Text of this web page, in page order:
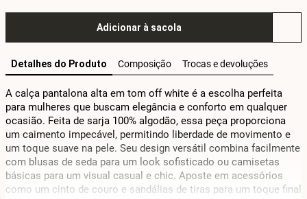
Adicionar à sacola
Detalhes do Produto Composição Trocas e devoluções
A calça pantalona alta em tom off white é a escolha perfeita
para mulheres que buscam elegância e conforto em qualquer
ocasião. Feita de sarja 100% algodão, essa peça proporciona
um caimento impecável, permitindo liberdade de movimento e
um toque suave na pele. Seu design versátil combina facilmente
com blusas de seda para um look sofisticado ou camisetas
básicas para um visual casual e chic. Aposte em acessórios
como um cinto de couro e sandálias de tiras para um toque final